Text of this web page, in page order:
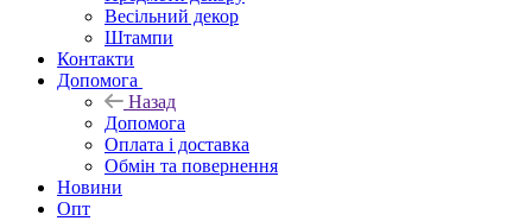
Весільний декор
Штампи
Контакти
Допомога
Назад
Допомога
Оплата і доставка
Обмін та повернення
Новини
Опт